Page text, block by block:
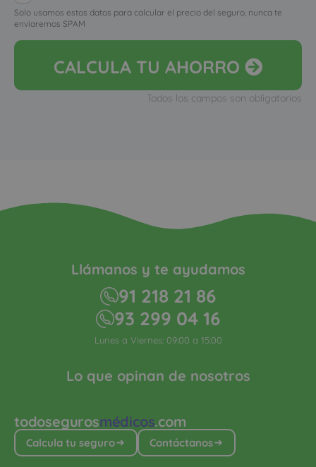
Solo usamos estos datos para calcular el precio del seguro, nunca te
enviaremos SPAM
CALCULA TU AHORRO
Todos los campos son obligatorios
todosegurosmédicos.com
Calcula tu seguro Contáctanos
Lo que opinan de nosotros
Llámanos y te ayudamos
91 218 21 86
93 299 04 16
Lunes a Viernes: 09:00 a 15:00